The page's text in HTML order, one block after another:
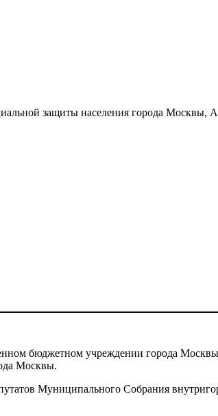
защиты населения города Москвы,
бюджетном учреждении города
Москвы.
Муниципального Собрания